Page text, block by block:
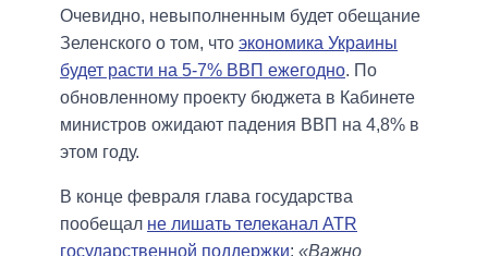
Очевидно, невыполненным будет обещание
Зеленского о том, что экономика Украины
будет расти на 5-7% ВВП ежегодно. По
обновленному проекту бюджета в Кабинете
министров ожидают падения ВВП на 4,8% в
этом году.
В конце февраля глава государства
пообещал не лишать телеканал ATR
государственной поддержки: «Важно